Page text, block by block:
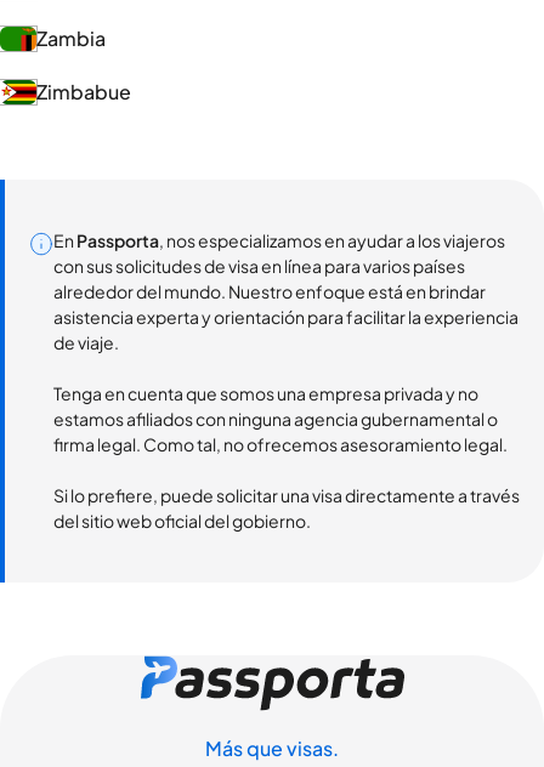
Zambia
Zimbabue
En Passporta, nos especializamos en ayudar a los viajeros
con sus solicitudes de visa en línea para varios países
alrededor del mundo. Nuestro enfoque está en brindar
asistencia experta y orientación para facilitar la experiencia
de viaje.
Tenga en cuenta que somos una empresa privada y no
estamos afiliados con ninguna agencia gubernamental o
firma legal. Como tal, no ofrecemos asesoramiento legal.
Si lo prefiere, puede solicitar una visa directamente a través
del sitio web oficial del gobierno.
Más que visas.